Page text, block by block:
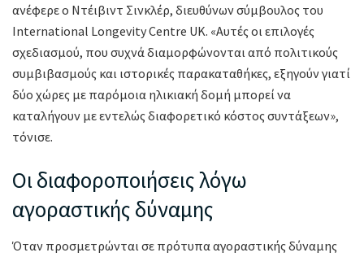
ανέφερε ο Ντέιβιντ Σινκλέρ, διευθύνων σύμβουλος του
International Longevity Centre UK. «Αυτές οι επιλογές
σχεδιασμού, που συχνά διαμορφώνονται από πολιτικούς
συμβιβασμούς και ιστορικές παρακαταθήκες, εξηγούν γιατί
δύο χώρες με παρόμοια ηλικιακή δομή μπορεί να
καταλήγουν με εντελώς διαφορετικό κόστος συντάξεων»,
τόνισε.
Οι διαφοροποιήσεις λόγω
αγοραστικής δύναμης
Όταν προσμετρώνται σε πρότυπα αγοραστικής δύναμης